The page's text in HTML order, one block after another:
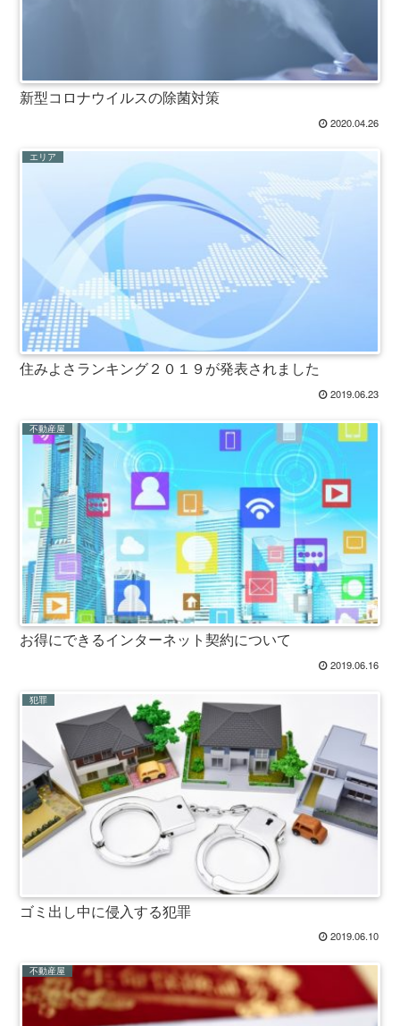
新型コロナウイルスの除菌対策
2020.04.26
エリア
住みよさランキング２０１９が発表されました
2019.06.23
不動産屋
お得にできるインターネット契約について
2019.06.16
犯罪
ゴミ出し中に侵入する犯罪
2019.06.10
不動産屋